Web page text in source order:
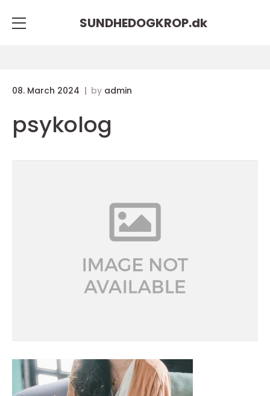
SUNDHEDOGKROP.dk
08. March 2024 by admin
psykolog